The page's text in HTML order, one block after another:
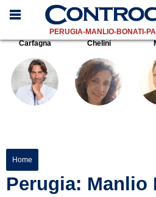
PERUGIA-MANLIO-BONATI-
Carfagna
Chelini
Home
Perugia: Manlio